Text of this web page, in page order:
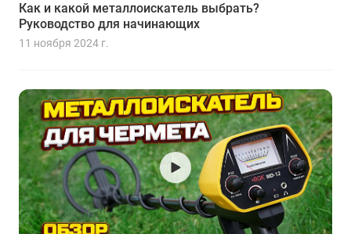
Как и какой металлоискатель выбрать?
Руководство для начинающих
11 ноября 2024 г.